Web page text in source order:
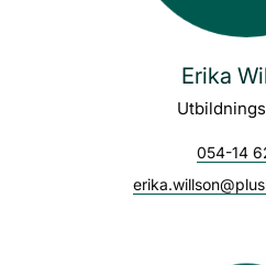
Erika
054-14